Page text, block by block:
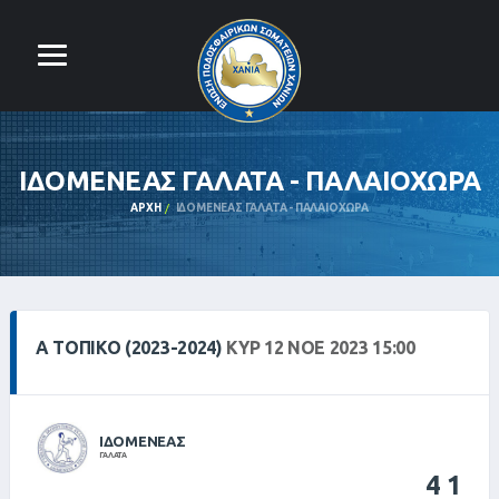
ΙΔΟΜΕΝΕΑΣ ΓΑΛΑΤΑ - ΠΑΛΑΙΟΧΩΡΑ
ΑΡΧΉ ΙΔΟΜΕΝΕΑΣ ΓΑΛΑΤΑ - ΠΑΛΑΙΟΧΩΡΑ
Α ΤΟΠΙΚΌ (2023-2024) ΚΥΡ 12 ΝΟΕ 2023 15:00
ΙΔΟΜΕΝΕΑΣ
ΓΑΛΑΤΑ
4 1